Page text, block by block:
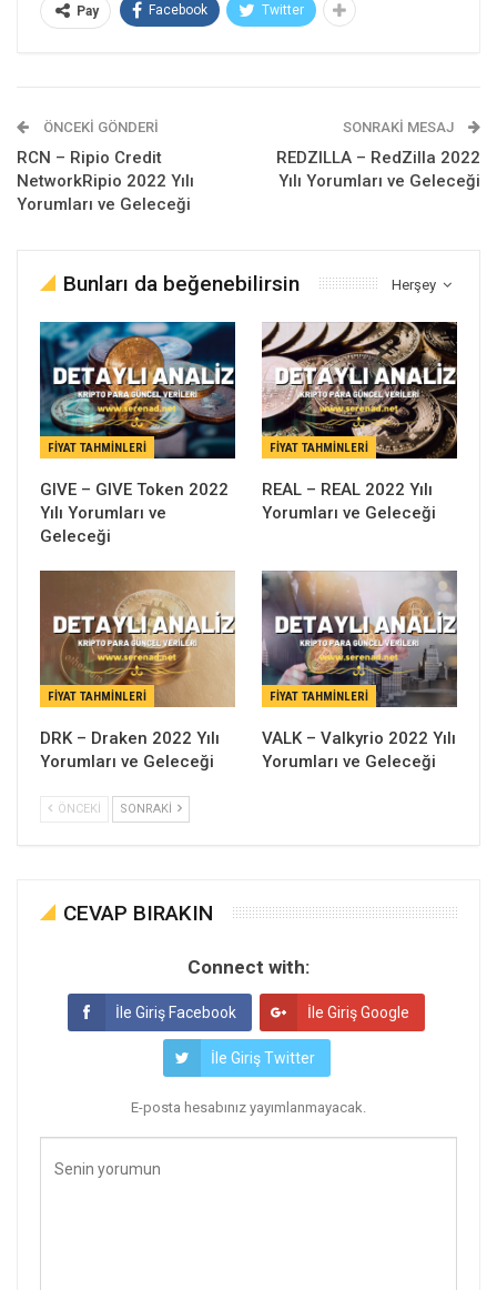
Pay Facebook Twitter
ÖNCEKI GÖNDERI
RCN – Ripio Credit
NetworkRipio 2022 Yılı
Yorumları ve Geleceği
SONRAKI MESAJ
REDZILLA – RedZilla 2022
Yılı Yorumları ve Geleceği
Herşey
Bunları da beğenebilirsin
FIYAT TAHMINLERI
GIVE – GIVE Token 2022
Yılı Yorumları ve
Geleceği
FIYAT TAHMINLERI
REAL – REAL 2022 Yılı
Yorumları ve Geleceği
FIYAT TAHMINLERI
DRK – Draken 2022 Yılı
Yorumları ve Geleceği
FIYAT TAHMINLERI
VALK – Valkyrio 2022 Yılı
Yorumları ve Geleceği
ÖNCEKI SONRAKI
CEVAP BIRAKIN
Connect with:
İle Giriş Facebook İle Giriş Google
İle Giriş Twitter
E-posta hesabınız yayımlanmayacak.